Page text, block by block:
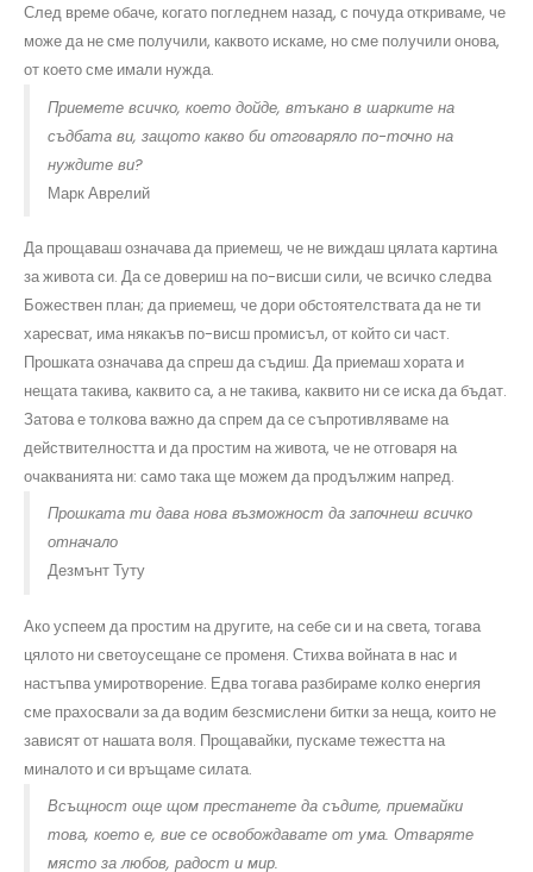
След време обаче, когато погледнем назад, с почуда откриваме, че
може да не сме получили, каквото искаме, но сме получили онова,
от което сме имали нужда.
Приемете всичко, което дойде, втъкано в шарките на
съдбата ви, защото какво би отговаряло по-точно на
нуждите ви?
Марк Аврелий
Да прощаваш означава да приемеш, че не виждаш цялата картина
за живота си. Да се довериш на по-висши сили, че всичко следва
Божествен план; да приемеш, че дори обстоятелствата да не ти
харесват, има някакъв по-висш промисъл, от който си част.
Прошката означава да спреш да съдиш. Да приемаш хората и
нещата такива, каквито са, а не такива, каквито ни се иска да бъдат.
Затова е толкова важно да спрем да се съпротивляваме на
действителността и да простим на живота, че не отговаря на
очакванията ни: само така ще можем да продължим напред.
Прошката ти дава нова възможност да започнеш всичко
отначало
Дезмънт Туту
Ако успеем да простим на другите, на себе си и на света, тогава
цялото ни светоусещане се променя. Стихва войната в нас и
настъпва умиротворение. Едва тогава разбираме колко енергия
сме прахосвали за да водим безсмислени битки за неща, които не
зависят от нашата воля. Прощавайки, пускаме тежестта на
миналото и си връщаме силата.
Всъщност още щом престанете да съдите, приемайки
това, което е, вие се освобождавате от ума. Отваряте
място за любов, радост и мир.